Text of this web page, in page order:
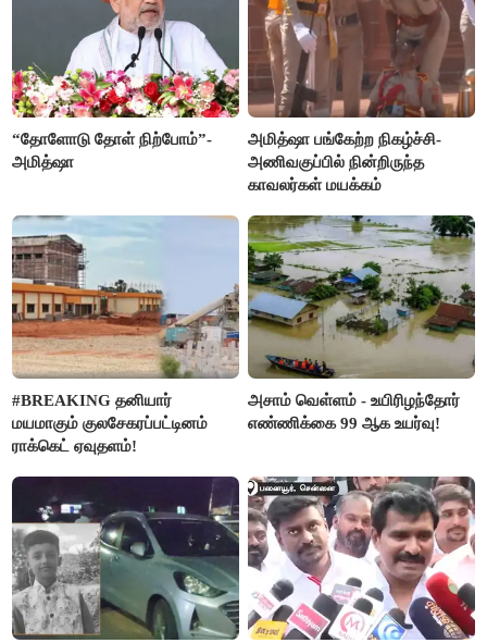
“தோளோடு தோள் நிற்போம்”-
அமித்ஷா
அமித்ஷா பங்கேற்ற நிகழ்ச்சி-
அணிவகுப்பில் நின்றிருந்த
காவலர்கள் மயக்கம்
#BREAKING தனியார்
மயமாகும் குலசேகரப்பட்டினம்
ராக்கெட் ஏவுதளம்!
அசாம் வெள்ளம் - உயிரிழந்தோர்
எண்ணிக்கை 99 ஆக உயர்வு!